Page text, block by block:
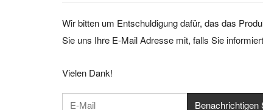
Wir bitten um Entschuldigung dafür, das das
Sie uns Ihre E-Mail Adresse mit, falls Sie
Vielen Dank!